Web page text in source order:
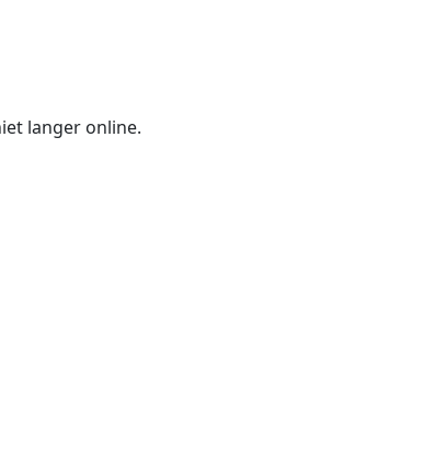
langer online.